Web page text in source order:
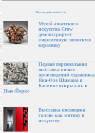
Последние новости
Музей азиатского
искусства Crow
демонстрирует
современную японскую
керамику
Первая персональная
выставка новых
произведений художника
Яна-Оле Шимана в
Касмине открылась в
Нью-Йорке
Выставка посвящена
голове как мотиву в
искусстве